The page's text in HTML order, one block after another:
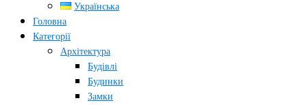
Українська
Головна
Категорії
Архітектура
Будівлі
Будинки
Замки